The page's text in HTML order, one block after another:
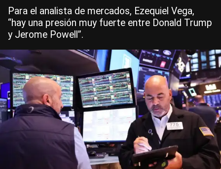
Para el analista de mercados, Ezequiel Vega,
“hay una presión muy fuerte entre Donald Trump
y Jerome Powell”.